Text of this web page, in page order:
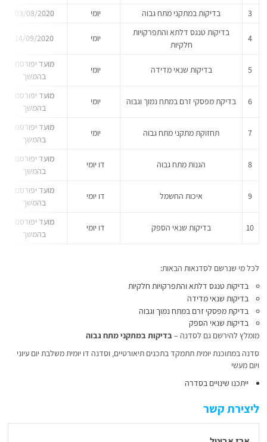
3 בדיקות במתקני מתח גבוה יומי 03/08/2020
4
בדיקות טנגס דלתא והתפרקויות
חלקיות
יומי 14/09/2020
5 בדיקות שנאי מדידה יומי
מועד יפורסם
בהמשך
6 בדיקת מפסקי זרם במתח נמוך וגבוה יומי
מועד יפורסם
בהמשך
7 תחזוקת מתקני מתח גבוה יומי
מועד יפורסם
בהמשך
8 הגנות מתח גבוה דו יומי
מועד יפורסם
בהמשך
9 איכות החשמל דו יומי
מועד יפורסם
בהמשך
10 בדיקות שנאי הספק דו יומי
מועד יפורסם
בהמשך
לכל מי שנרשם לסדנאות הבאות:
בדיקות טנגס דלתא והתפרקויות חלקיות
בדיקות שנאי מדידה
בדיקת מפסקי זרם במתח נמוך וגבוה
בדיקות שנאי הספק
מומלץ להירשם גם לסדנה –בדיקות במתקני מתח גבוה
סדנה במתוכנת יומית תתמקד בתכנים תיאורטיים, וסדנה דו יומית משלבת יום עיוני
ויום מעשי
ייתכנו שינויים בסדרה
ליצירת קשר